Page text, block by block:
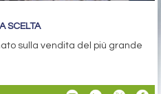
SCELTA
sulla vendita del più grande